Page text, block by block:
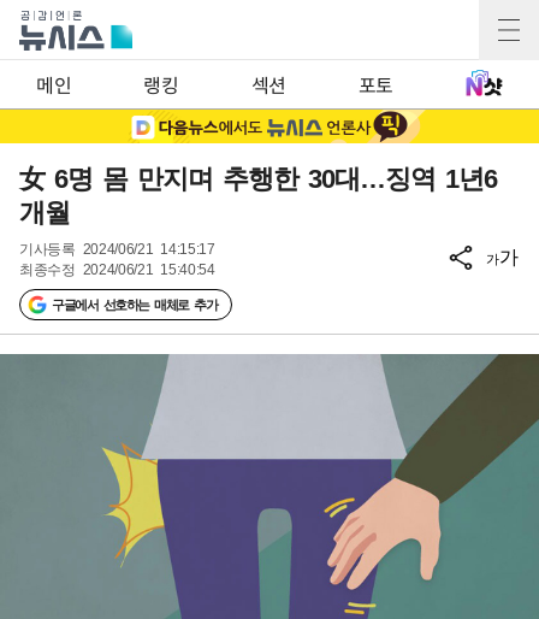
메인 랭킹 섹션 포토
女 6명 몸 만지며 추행한 30대…징역 1년6
개월
기사등록 2024/06/21 14:15:17
최종수정 2024/06/21 15:40:54
구글에서 선호하는 매체로 추가
가가